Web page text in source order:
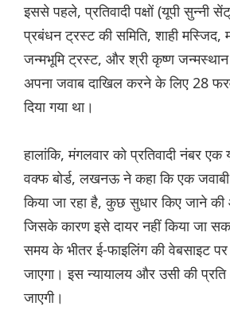
इससे पहले, प्रतिवादी पक्षों (यूपी सुन्नी
प्रबंधन ट्रस्ट की समिति, शाही मस्जिद,
जन्मभूमि ट्रस्ट, और श्री कृष्ण
अपना जवाब दाखिल करने के लिए 28
दिया गया था।
हालांकि, मंगलवार को प्रतिवादी नंबर
वक्फ बोर्ड, लखनऊ ने कहा कि एक
किया जा रहा है, कुछ सुधार किए जाने
जिसके कारण इसे दायर नहीं किया जा
समय के भीतर ई-फाइलिंग की वेबसाइट पर
जाएगा। इस न्यायालय और उसी की
जाएगी।